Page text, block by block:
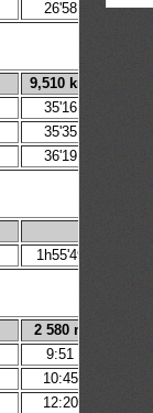
26'58
9,510 km
35'16
35'35
36'19
1h55'49
2 580 m
9:51
10:45
12:20